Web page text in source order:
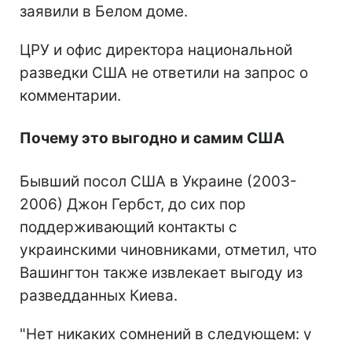
заявили в Белом доме.
ЦРУ и офис директора национальной
разведки США не ответили на запрос о
комментарии.
Почему это выгодно и самим США
Бывший посол США в Украине (2003-
2006) Джон Гербст, до сих пор
поддерживающий контакты с
украинскими чиновниками, отметил, что
Вашингтон также извлекает выгоду из
разведданных Киева.
"Нет никаких сомнений в следующем: у